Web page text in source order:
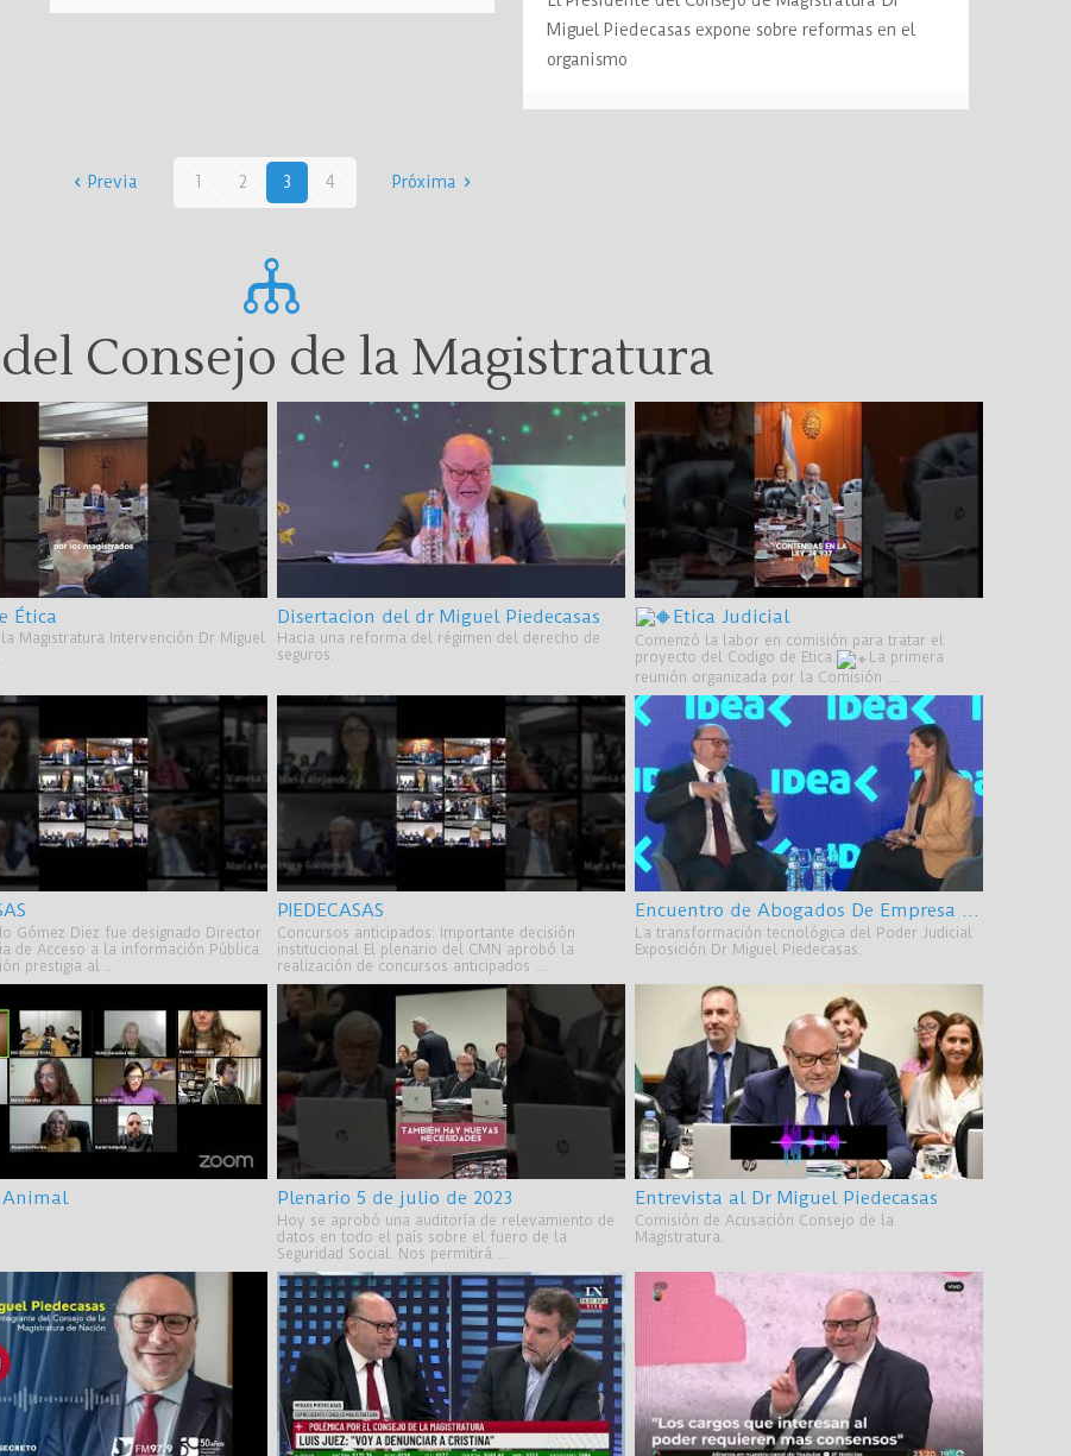
Miguel Piedecasas expone sobre reformas en el
organismo
Previa 1 2 3 4 Próxima
Consejo de la Magistratura
Ética
Magistratura Intervención Dr Miguel
Disertacion del dr Miguel Piedecasas
Hacia una reforma del régimen del derecho de
seguros.
Etica Judicial
Comenzó la labor en comisión para tratar el
proyecto del Codigo de Etica.
La primera
reunión organizada por la Comisión ...
Gómez Diez fue designado Director
de Acceso a la información Pública.
prestigia al ...
PIEDECASAS
Concursos anticipados: Importante decisión
institucional El plenario del CMN aprobó la
realización de concursos anticipados ...
Encuentro de Abogados De Empresa IDEA 2023
La transformación tecnológica del Poder Judicial
Exposición Dr Miguel Piedecasas.
Animal Plenario 5 de julio de 2023
Hoy se aprobó una auditoría de relevamiento de
datos en todo el país sobre el fuero de la
Seguridad Social. Nos permitirá ...
Entrevista al Dr Miguel Piedecasas
Comisión de Acusación Consejo de la
Magistratura.